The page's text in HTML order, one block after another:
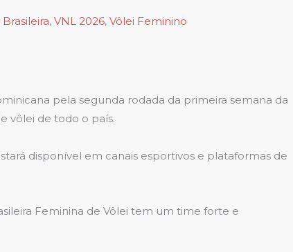
, VNL 2026, Vôlei Feminino
pela segunda rodada da primeira semana da
vôlei de todo o país.
disponível em canais esportivos e plataformas de
Feminina de Vôlei tem um time forte e